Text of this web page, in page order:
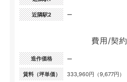
近隣駅2 ー
費用/契約
造作価格 ー
賃料（坪単価） 333,960円（9,677円）